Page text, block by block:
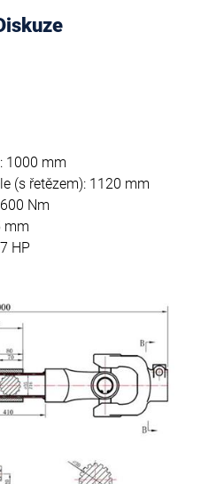
1000 mm
(s řetězem): 1120 mm
Nm
mm
HP